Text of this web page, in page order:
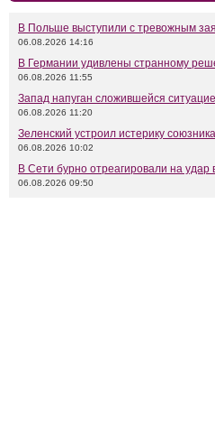
В Польше выступили с тревожным
06.08.2026 14:16
В Германии удивлены странному
06.08.2026 11:55
Запад напуган сложившейся
06.08.2026 11:20
Зеленский устроил истерику
06.08.2026 10:02
В Сети бурно отреагировали на удар
06.08.2026 09:50